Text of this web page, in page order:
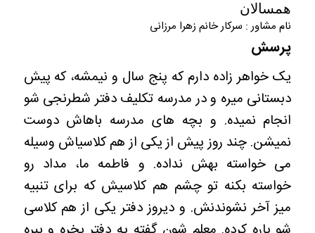
همسالان
نام مشاور : سرکار خانم زهرا مرزانی
پرسش
یک خواهر زاده دارم که پنج سال و نیمشه، که پیش
دبستانی میره و در مدرسه تکلیف دفتر شطرنجی شو
انجام نمیده. و بچه های مدرسه باهاش دوست
نمیشن. چند روز پیش از یکی از هم کلاسیاش وسیله
می خواسته بهش نداده. و فاطمه ما، مداد رو
خواسته بکنه تو چشم هم کلاسیش که برای تنبیه
میز آخر نشوندنش. و دیروز دفتر یکی از هم کلاسی